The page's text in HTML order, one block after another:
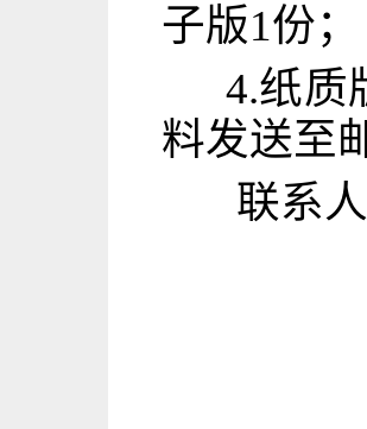
子版1份；
4.纸质
料发送至
联系